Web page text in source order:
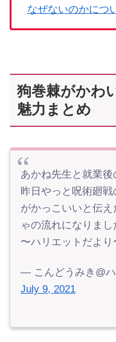
なぜないのかにつ
狗巻棘がかわ
魅力まとめ
あかね先生と就業後
昨日やっと呪術廻
がかっこいいと伝
ゃの流れになりまし
〜ハリエットだより
— こんどうみき@
July 9, 2021